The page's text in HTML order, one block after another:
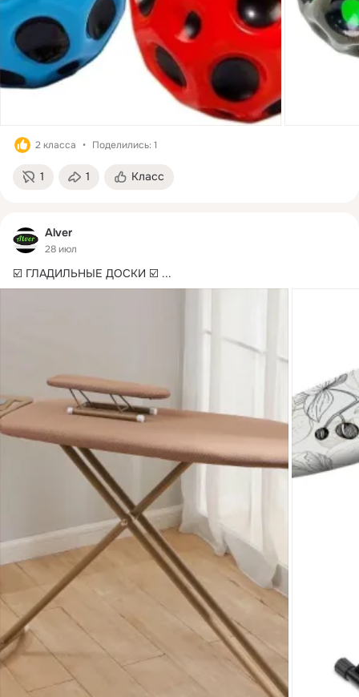
2 класса Поделились: 1
1 1 Класс
Alver
28 июл
☑️ ГЛАДИЛЬНЫЕ ДОСКИ ☑️ ...